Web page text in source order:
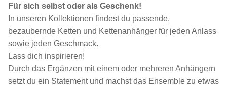
Für sich selbst oder als Geschenk!
In unseren Kollektionen findest du passende,
bezaubernde Ketten und Kettenanhänger für jeden Anlass
sowie jeden Geschmack.
Lass dich inspirieren!
Durch das Ergänzen mit einem oder mehreren Anhängern
setzt du ein Statement und machst das Ensemble zu etwas